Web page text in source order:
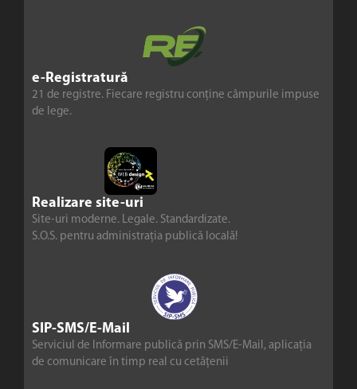
e-Registratură
21 de registre. Fiecare registru conține câmpurile impuse
de lege.
Realizare site-uri
Site-uri moderne. Legale. Standardizate.
S.O.S. pentru administrația publică locală!
SIP-SMS/E-Mail
Serviciul de Informare publică prin SMS/E-Mail, aplicația
de comunicare în timp real cu cetățenii